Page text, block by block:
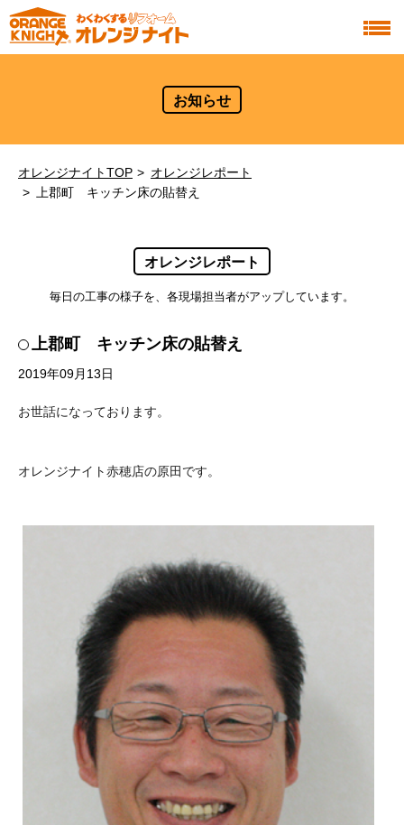
お知らせ
オレンジナイトTOP
オレンジレポート
上郡町 キッチン床の貼替え
オレンジレポート
毎日の工事の様子を、各現場担当者がアップしています。
上郡町 キッチン床の貼替え
2019年09月13日
お世話になっております。
オレンジナイト赤穂店の原田です。